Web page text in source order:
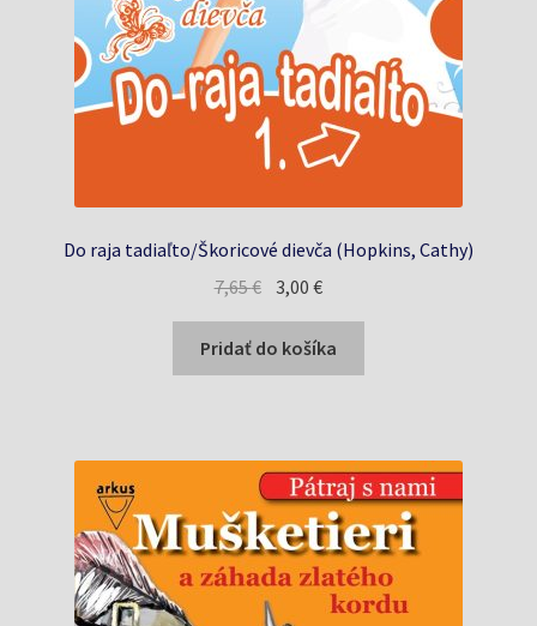
Do raja tadiaľto/Škoricové dievča (Hopkins, Cathy)
7,65€ Pôvodná
bola:
7,65 €.
3,00€Aktuálna
je:
3,00 €.
Pridať do košíka